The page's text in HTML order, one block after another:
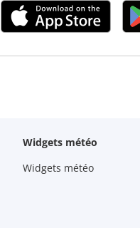
Widgets météo
Widgets météo